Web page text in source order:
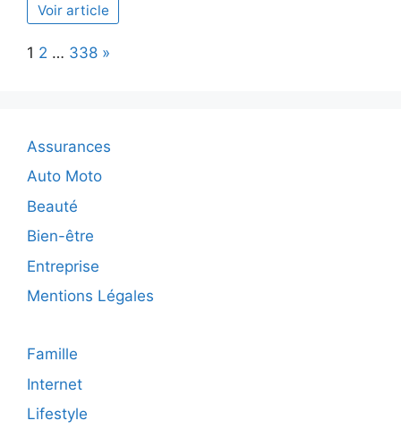
Voir article
Page:
1 2 … 338 Next
»
Assurances
Auto Moto
Beauté
Bien-être
Entreprise
Mentions Légales
Famille
Internet
Lifestyle